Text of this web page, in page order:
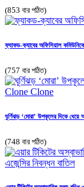
(853 বার পঠিত)
ফ্যাকড-ক্যাবের অফিসিয়াল
(757 বার পঠিত)
ঘূর্ণিঝড় ‘মোরা’ উপকূলের দিকে
(748 বার পঠিত)